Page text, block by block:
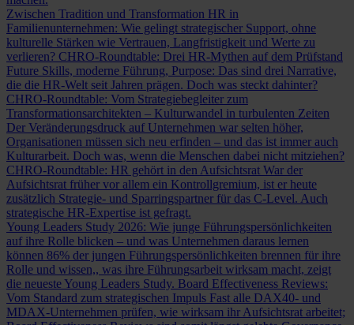
Zwischen Tradition und Transformation HR in
Familienunternehmen: Wie gelingt strategischer Support, ohne
kulturelle Stärken wie Vertrauen, Langfristigkeit und Werte zu
verlieren? CHRO-Roundtable: Drei HR-Mythen auf dem Prüfstand
Future Skills, moderne Führung, Purpose: Das sind drei Narrative,
die die HR-Welt seit Jahren prägen. Doch was steckt dahinter?
CHRO-Roundtable: Vom Strategiebegleiter zum
Transformationsarchitekten – Kulturwandel in turbulenten Zeiten
Der Veränderungsdruck auf Unternehmen war selten höher,
Organisationen müssen sich neu erfinden – und das ist immer auch
Kulturarbeit. Doch was, wenn die Menschen dabei nicht mitziehen?
CHRO-Roundtable: HR gehört in den Aufsichtsrat War der
Aufsichtsrat früher vor allem ein Kontrollgremium, ist er heute
zusätzlich Strategie- und Sparringspartner für das C-Level. Auch
strategische HR-Expertise ist gefragt.
Young Leaders Study 2026: Wie junge Führungspersönlichkeiten
auf ihre Rolle blicken – und was Unternehmen daraus lernen
können 86% der jungen Führungspersönlichkeiten brennen für ihre
Rolle und wissen,, was ihre Führungsarbeit wirksam macht, zeigt
die neueste Young Leaders Study. Board Effectiveness Reviews:
Vom Standard zum strategischen Impuls Fast alle DAX40- und
MDAX-Unternehmen prüfen, wie wirksam ihr Aufsichtsrat arbeitet;